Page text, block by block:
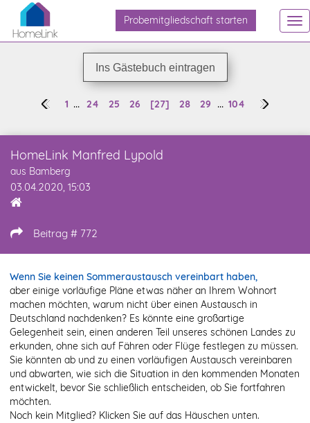
Probemitgliedschaft starten
Ins Gästebuch eintragen
1 ... 24 25 26 [27] 28 29 ... 104
HomeLink Manfred Lypold
aus Bamberg
03.04.2020, 15:03
Beitrag # 772
Wenn Sie keinen Sommeraustausch vereinbart haben,
aber einige vorläufige Pläne etwas näher an Ihrem Wohnort
machen möchten, warum nicht über einen Austausch in
Deutschland nachdenken? Es könnte eine großartige
Gelegenheit sein, einen anderen Teil unseres schönen Landes zu
erkunden, ohne sich auf Fähren oder Flüge festlegen zu müssen.
Sie könnten ab und zu einen vorläufigen Austausch vereinbaren
und abwarten, wie sich die Situation in den kommenden Monaten
entwickelt, bevor Sie schließlich entscheiden, ob Sie fortfahren
möchten.
Noch kein Mitglied? Klicken Sie auf das Häuschen unten.